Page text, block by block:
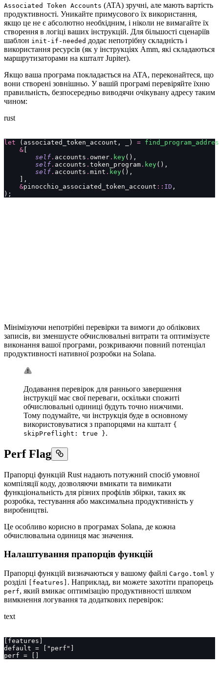
Associated Token Accounts (ATA) зручні, але мають вартість
продуктивності. Уникайте примусового їх використання,
якщо це не є абсолютно необхідним, і ніколи не вимагайте їх
створення в логіці ваших інструкцій. Для більшості сценаріїв
шаблон init-if-needed додає непотрібну складність і
використання ресурсів (як у інструкціях Amm, які складаються
маршрутизаторами на кшталт Jupiter).
Якщо ваша програма покладається на ATA, переконайтеся, що
вони створені зовнішньо. У вашій програмі перевіряйте їхню
правильність, безпосередньо виводячи очікувану адресу таким
чином:
rust
let (associated_token_account, _) =
    &
        self
. accounts . owner . key(),
        self
. accounts . token_program . key(),
        self
. accounts . mint . key(),
    ],
    &
pinocchio_associated_token_account :: ID ,
);
Мінімізуючи непотрібні перевірки та вимоги до облікових
записів, ви зменшуєте обчислювальні витрати та оптимізуєте
виконання вашої програми, розкриваючи повний потенціал
продуктивності нативної розробки на Solana.
Додавання перевірок для раннього завершення
інструкції має свої переваги, оскільки спожиті
обчислювальні одиниці будуть точно нижчими.
Тому подумайте, чи інструкція буде в основному
використовуватися з прапорцями на кшталт {
skipPreflight: true }.
Perf Flag
Прапорці функцій Rust надають потужний спосіб умовної
компіляції коду, дозволяючи вмикати та вимикати
функціональність для різних профілів збірки, таких як
розробка, тестування або максимальна продуктивність у
виробництві.
Це особливо корисно в програмах Solana, де кожна
обчислювальна одиниця має значення.
Налаштування прапорців функцій
Прапорці функцій визначаються у вашому файлі Cargo.toml у
розділі
[features] . Наприклад, ви можете захотіти прапорець
perf, який вмикає оптимізацію продуктивності шляхом
вимкнення логування та додаткових перевірок:
text
[features]
default = ["perf"]
perf = []